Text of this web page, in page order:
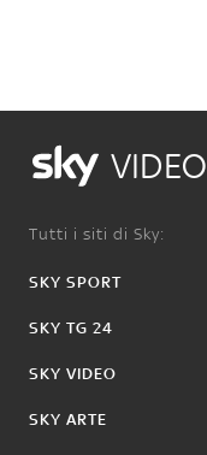
VIDEO
Tutti i siti di Sky:
SKY SPORT
SKY TG 24
SKY VIDEO
SKY ARTE